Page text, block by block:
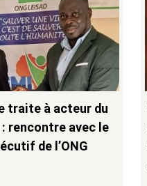
traite à acteur du
rencontre avec le
de l’ONG